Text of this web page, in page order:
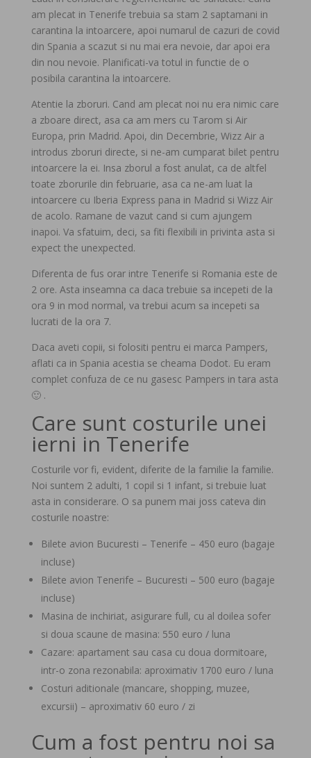
am plecat in Tenerife trebuia sa stam 2 saptamani in
carantina la intoarcere, apoi numarul de cazuri de covid
din Spania a scazut si nu mai era nevoie, dar apoi era
din nou nevoie. Planificati-va totul in functie de o
posibila carantina la intoarcere.
Atentie la zboruri. Cand am plecat noi nu era nimic care
a zboare direct, asa ca am mers cu Tarom si Air
Europa, prin Madrid. Apoi, din Decembrie, Wizz Air a
introdus zboruri directe, si ne-am cumparat bilet pentru
intoarcere la ei. Insa zborul a fost anulat, ca de altfel
toate zborurile din februarie, asa ca ne-am luat la
intoarcere cu Iberia Express pana in Madrid si Wizz Air
de acolo. Ramane de vazut cand si cum ajungem
inapoi. Va sfatuim, deci, sa fiti flexibili in privinta asta si
expect the unexpected.
Diferenta de fus orar intre Tenerife si Romania este de
2 ore. Asta inseamna ca daca trebuie sa incepeti de la
ora 9 in mod normal, va trebui acum sa incepeti sa
lucrati de la ora 7.
Daca aveti copii, si folositi pentru ei marca Pampers,
aflati ca in Spania acestia se cheama Dodot. Eu eram
complet confuza de ce nu gasesc Pampers in tara asta
🙂 .
Care sunt costurile unei
ierni in Tenerife
Costurile vor fi, evident, diferite de la familie la familie.
Noi suntem 2 adulti, 1 copil si 1 infant, si trebuie luat
asta in considerare. O sa punem mai joss cateva din
costurile noastre:
Bilete avion Bucuresti – Tenerife – 450 euro (bagaje
incluse)
Bilete avion Tenerife – Bucuresti – 500 euro (bagaje
incluse)
Masina de inchiriat, asigurare full, cu al doilea sofer
si doua scaune de masina: 550 euro / luna
Cazare: apartament sau casa cu doua dormitoare,
intr-o zona rezonabila: aproximativ 1700 euro / luna
Costuri aditionale (mancare, shopping, muzee,
excursii) – aproximativ 60 euro / zi
Cum a fost pentru noi sa